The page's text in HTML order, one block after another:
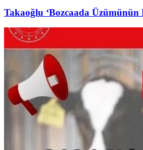
Takaoğlu ‘Bozcaada Üzümünün